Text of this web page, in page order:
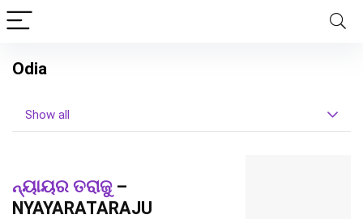
Odia
Show all
ନ୍ୟାୟର ତରାଜୁ–
NYAYARATARAJU